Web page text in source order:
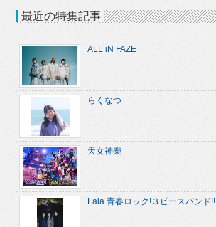
最近の特集記事
ALL iN FAZE
らくなつ
天女神樂
Lala 青春ロック!３ピースバンド!!